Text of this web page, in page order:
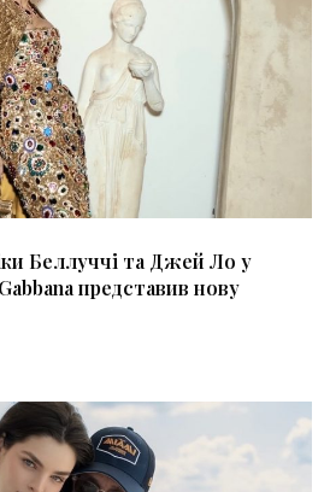
Беллуччі та Джей Ло у
представив нову